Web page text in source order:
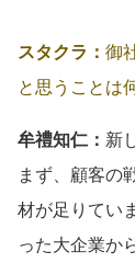
スタクラ： 御
と思うことは
牟禮知仁： 新
まず、顧客の
材が足りてい
った大企業か